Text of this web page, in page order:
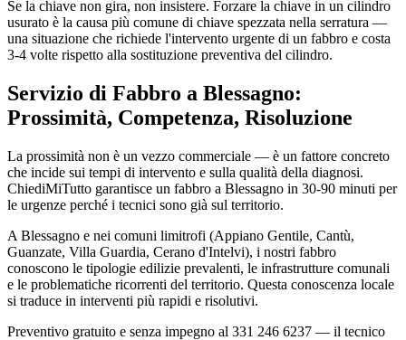
Se la chiave non gira, non insistere. Forzare la chiave in un cilindro
usurato è la causa più comune di chiave spezzata nella serratura —
una situazione che richiede l'intervento urgente di un fabbro e costa
3-4 volte rispetto alla sostituzione preventiva del cilindro.
Servizio di Fabbro a Blessagno:
Prossimità, Competenza, Risoluzione
La prossimità non è un vezzo commerciale — è un fattore concreto
che incide sui tempi di intervento e sulla qualità della diagnosi.
ChiediMiTutto garantisce un fabbro a Blessagno in 30-90 minuti per
le urgenze perché i tecnici sono già sul territorio.
A Blessagno e nei comuni limitrofi (Appiano Gentile, Cantù,
Guanzate, Villa Guardia, Cerano d'Intelvi), i nostri fabbro
conoscono le tipologie edilizie prevalenti, le infrastrutture comunali
e le problematiche ricorrenti del territorio. Questa conoscenza locale
si traduce in interventi più rapidi e risolutivi.
Preventivo gratuito e senza impegno al 331 246 6237 — il tecnico